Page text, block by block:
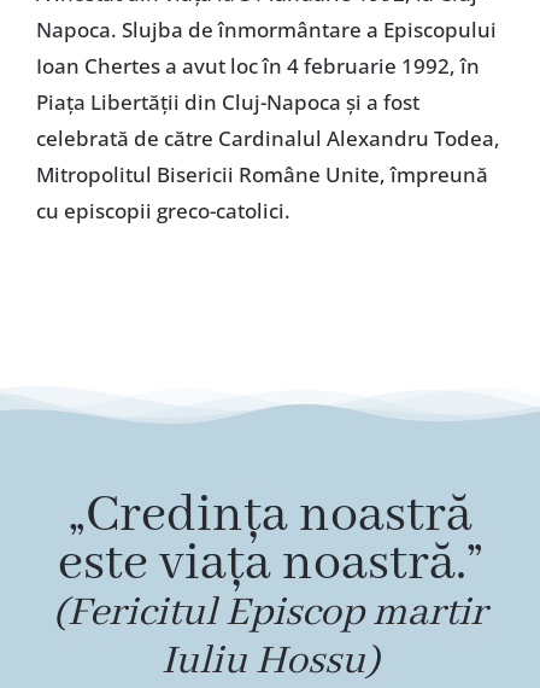
Napoca. Slujba de înmormântare a Episcopului
Ioan Chertes a avut loc în 4 februarie 1992, în
Piaţa Libertăţii din Cluj-Napoca şi a fost
celebrată de către Cardinalul Alexandru Todea,
Mitropolitul Bisericii Române Unite, împreună
cu episcopii greco-catolici.
„Credința noastră
este viața noastră.”
(Fericitul Episcop martir
Iuliu Hossu)